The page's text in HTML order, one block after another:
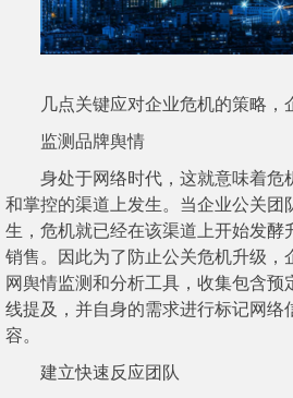
几点关键应对企业危机的策略，
监测品牌舆情
身处于网络时代，这就意味着危
和掌控的渠道上发生。当企业公关团
生，危机就已经在该渠道上开始发酵
销售。因此为了防止公关危机升级，
网舆情监测和分析工具，收集包含预
线提及，并自身的需求进行标记网络
容。
建立快速反应团队